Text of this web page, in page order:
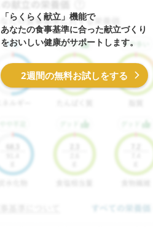
「らくらく献立」機能で
あなたの食事基準に合った献立づくり
をおいしい健康がサポートします。
2週間の無料お試しをする